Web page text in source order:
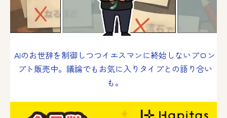
AIのお世辞を制御しつつイエスマンに終始しないプロン
プト販売中。議論でもお気に入りタイプとの語り合い
も。